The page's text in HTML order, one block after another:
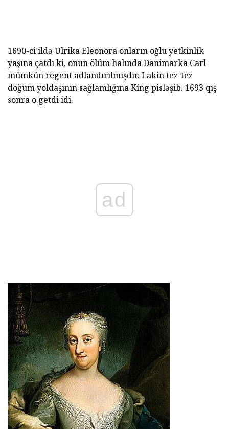
1690-ci ildə Ulrika Eleonora onların oğlu yetkinlik
yaşına çatdı ki, onun ölüm halında Danimarka Carl
mümkün regent adlandırılmışdır. Lakin tez-tez
doğum yoldaşının sağlamlığına King pisləşib. 1693 qış
sonra o getdi idi.
ad